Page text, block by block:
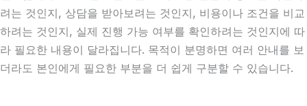
려는 것인지, 상담을 받아보려는 것인지, 비용이나 조건을 비교
하려는 것인지, 실제 진행 가능 여부를 확인하려는 것인지에 따
라 필요한 내용이 달라집니다. 목적이 분명하면 여러 안내를 보
더라도 본인에게 필요한 부분을 더 쉽게 구분할 수 있습니다.